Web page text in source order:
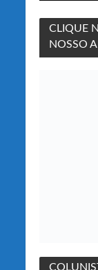
CLIQUE
NOSSO